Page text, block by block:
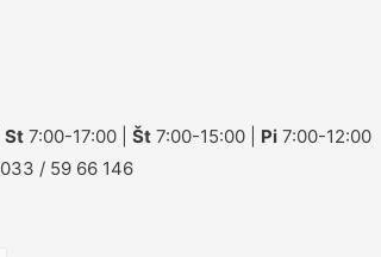
St 7:00-17:00 | Št 7:00-15:00 | Pi 7:00-12:00
033 / 59 66 146